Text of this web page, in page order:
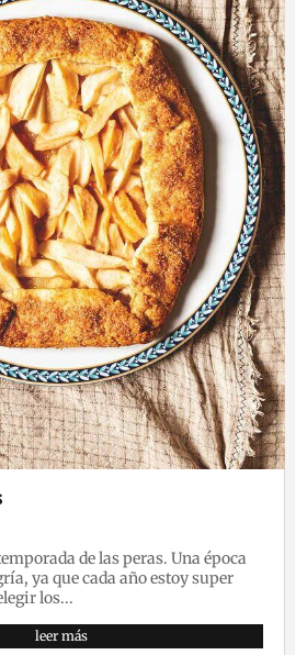
de las peras. Una época
ya que cada año estoy super
los...
leer más